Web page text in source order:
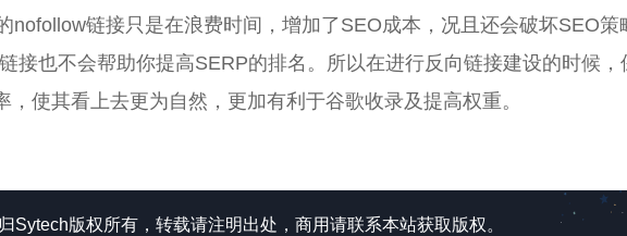
nofollow链接只是在浪费时间，增加了SEO成本，况且还会破坏SEO策
接也不会帮助你提高SERP的排名。所以在进行反向链接建设的时候，
使其看上去更为自然，更加有利于谷歌收录及提高权重。
Sytech版权所有，转载请注明出处，商用请联系本站获取版权。